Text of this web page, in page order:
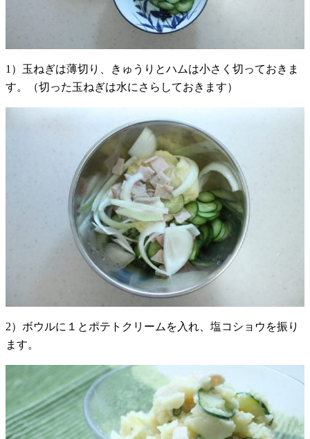
1）玉ねぎは薄切り、きゅうりとハムは小さく切っておきま
す。（切った玉ねぎは水にさらしておきます）
2）ボウルに１とポテトクリームを入れ、塩コショウを振り
ます。